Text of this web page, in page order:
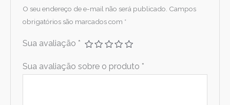
O seu endereço de e-mail não será publicado. Campos
obrigatórios são marcados com *
Sua avaliação *
Sua avaliação sobre o produto *